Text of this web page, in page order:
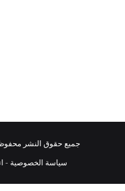
جميع حقوق النشر
سياسة الخصوصية -